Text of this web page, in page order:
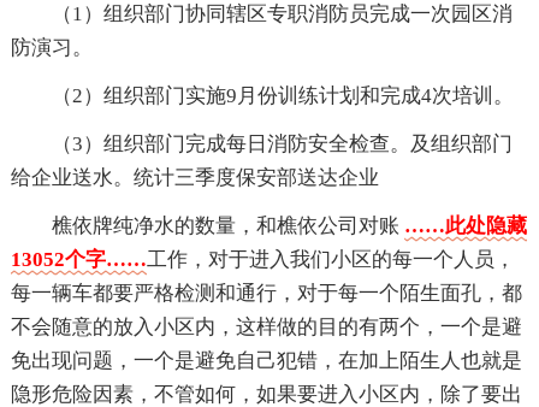
（1）组织部门协同辖区专职消防员完成一次园区消
防演习。
（2）组织部门实施9月份训练计划和完成4次培训。
（3）组织部门完成每日消防安全检查。及组织部门
给企业送水。统计三季度保安部送达企业
樵依牌纯净水的数量，和樵依公司对账 ……此处隐藏
13052个字……工作，对于进入我们小区的每一个人员，
每一辆车都要严格检测和通行，对于每一个陌生面孔，都
不会随意的放入小区内，这样做的目的有两个，一个是避
免出现问题，一个是避免自己犯错，在加上陌生人也就是
隐形危险因素，不管如何，如果要进入小区内，除了要出